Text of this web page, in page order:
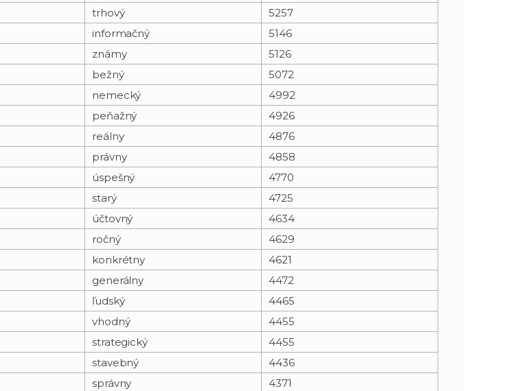
trhový
5257
informačný
5146
známy
5126
bežný
5072
nemecký
4992
peňažný
4926
reálny
4876
právny
4858
úspešný
4770
starý
4725
účtovný
4634
ročný
4629
konkrétny
4621
generálny
4472
ľudský
4465
vhodný
4455
strategický
4455
stavebný
4436
správny
4371